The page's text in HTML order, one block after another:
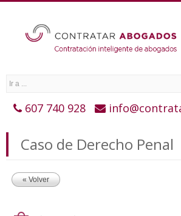
607 740 928
Caso de Derecho Penal
« Volver